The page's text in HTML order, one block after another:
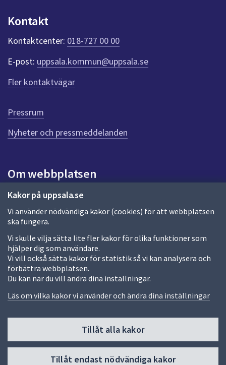
Kakor på uppsala.se
Vi använder nödvändiga kakor (cookies) för att webbplatsen
ska fungera.
Vi skulle vilja sätta lite fler kakor för olika funktioner som
hjälper dig som användare.
Vi vill också sätta kakor för statistik så vi kan analysera och
förbättra webbplatsen.
Du kan när du vill ändra dina inställningar.
Läs om vilka kakor vi använder och ändra dina inställningar
Tillåt alla kakor
Tillåt endast nödvändiga kakor
n
t
r
ö
e
n
n
i
d
a
Kontakt
Kontaktcenter: 018-727 00 00
E-post: uppsala.kommun@uppsala.se
Fler kontaktvägar
Pressrum
Nyheter och pressmeddelanden
Om webbplatsen
Om webbplatsen
Allmänna handlingar och diarium
Behandling av personuppgifter
Kakor
Språk (other languages)
Tillgänglighetsredogörelse
Fler sätt att följa oss